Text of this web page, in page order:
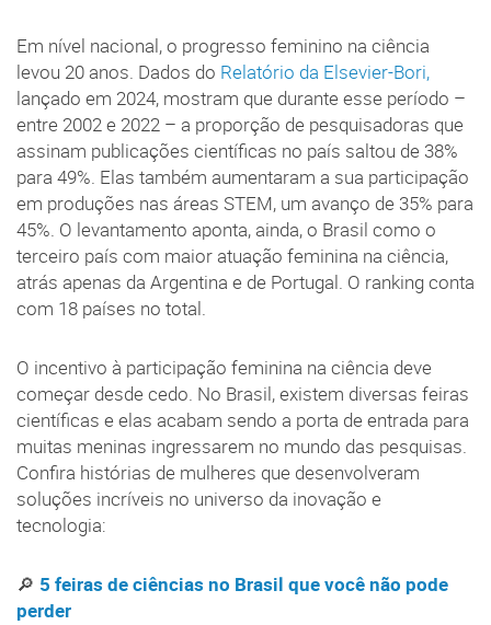
Em nível nacional, o progresso feminino na ciência
levou 20 anos. Dados do Relatório da Elsevier-Bori,
lançado em 2024, mostram que durante esse período –
entre 2002 e 2022 – a proporção de pesquisadoras que
assinam publicações científicas no país saltou de 38%
para 49%. Elas também aumentaram a sua participação
em produções nas áreas STEM, um avanço de 35% para
45%. O levantamento aponta, ainda, o Brasil como o
terceiro país com maior atuação feminina na ciência,
atrás apenas da Argentina e de Portugal. O ranking conta
com 18 países no total.
O incentivo à participação feminina na ciência deve
começar desde cedo. No Brasil, existem diversas feiras
científicas e elas acabam sendo a porta de entrada para
muitas meninas ingressarem no mundo das pesquisas.
Confira histórias de mulheres que desenvolveram
soluções incríveis no universo da inovação e
tecnologia:
🔎 5 feiras de ciências no Brasil que você não pode
perder